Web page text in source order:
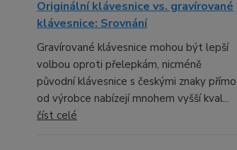
Originální klávesnice vs. gravírované
klávesnice: Srovnání
Gravírované klávesnice mohou být lepší
volbou oproti přelepkám, nicméně
původní klávesnice s českými znaky přímo
od výrobce nabízejí mnohem vyšší kval...
číst celé